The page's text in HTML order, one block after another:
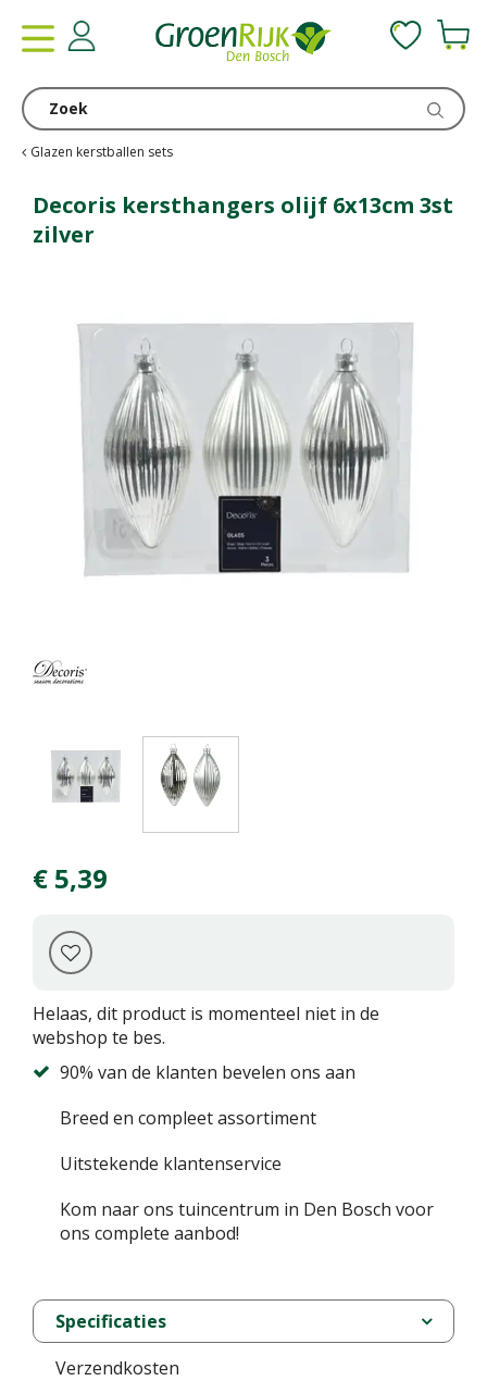
Glazen kerstballen sets
Decoris kersthangers olijf 6x13cm 3st
zilver
€ 5,39
Helaas, dit product is momenteel niet in de
webshop te bes.
90% van de klanten bevelen ons aan
Breed en compleet assortiment
Uitstekende klantenservice
Kom naar ons tuincentrum in Den Bosch voor
ons complete aanbod!
Specificaties
Verzendkosten